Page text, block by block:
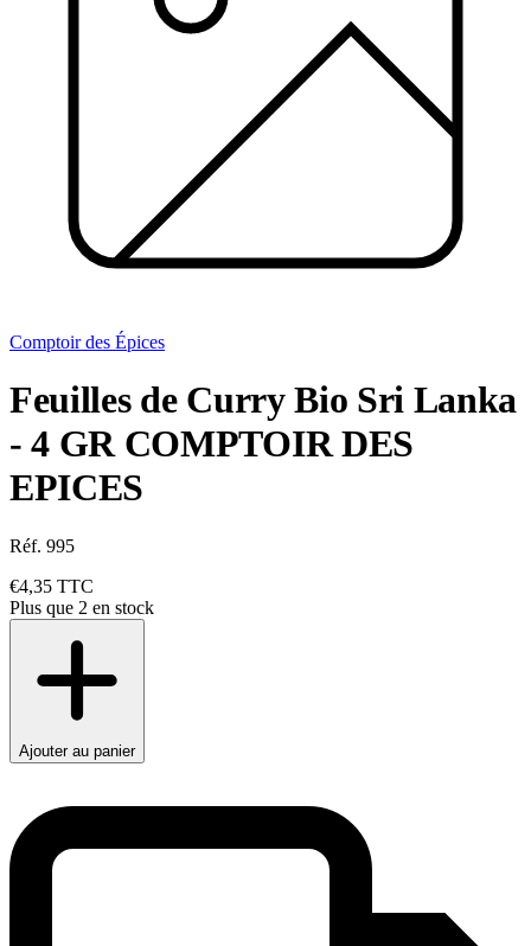
Comptoir des Épices
Feuilles de Curry Bio Sri Lanka
- 4 GR COMPTOIR DES
EPICES
Réf. 995
€4,35 TTC
Plus que 2 en stock
Ajouter au panier